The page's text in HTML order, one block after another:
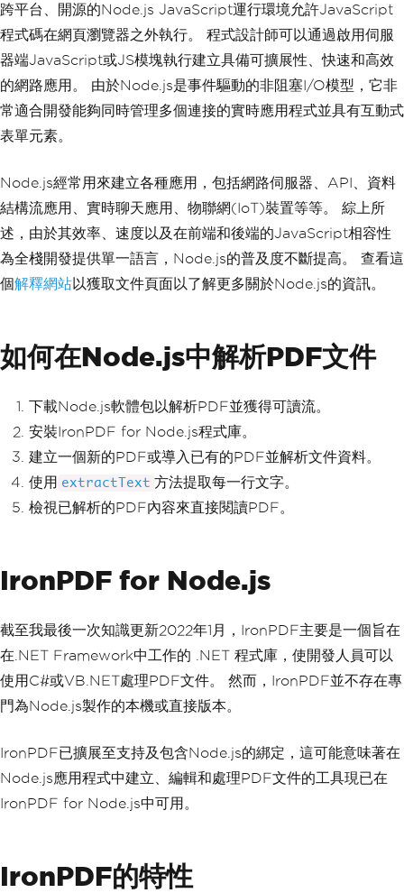
跨平台、開源的Node.js JavaScript運行環境允許JavaScript
程式碼在網頁瀏覽器之外執行。 程式設計師可以通過啟用伺服
器端JavaScript或JS模塊執行建立具備可擴展性、快速和高效
的網路應用。 由於Node.js是事件驅動的非阻塞I/O模型，它非
常適合開發能夠同時管理多個連接的實時應用程式並具有互動式
表單元素。
Node.js經常用來建立各種應用，包括網路伺服器、API、資料
結構流應用、實時聊天應用、物聯網(IoT)裝置等等。 綜上所
述，由於其效率、速度以及在前端和後端的JavaScript相容性
為全棧開發提供單一語言，Node.js的普及度不斷提高。 查看這
個解釋網站以獲取文件頁面以了解更多關於Node.js的資訊。
如何在Node.js中解析PDF文件
下載Node.js軟體包以解析PDF並獲得可讀流。
安裝IronPDF for Node.js程式庫。
建立一個新的PDF或導入已有的PDF並解析文件資料。
使用 extractText 方法提取每一行文字。
檢視已解析的PDF內容來直接閱讀PDF。
IronPDF for Node.js
截至我最後一次知識更新2022年1月，IronPDF主要是一個旨在
在.NET Framework中工作的 .NET 程式庫，使開發人員可以
使用C#或VB.NET處理PDF文件。 然而，IronPDF並不存在專
門為Node.js製作的本機或直接版本。
IronPDF已擴展至支持及包含Node.js的綁定，這可能意味著在
Node.js應用程式中建立、編輯和處理PDF文件的工具現已在
IronPDF for Node.js中可用。
IronPDF的特性